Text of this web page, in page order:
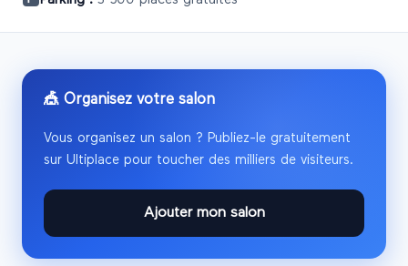
🎪 Organisez votre salon
Vous organisez un salon ? Publiez-le gratuitement
sur Ultiplace pour toucher des milliers de visiteurs.
Ajouter mon salon